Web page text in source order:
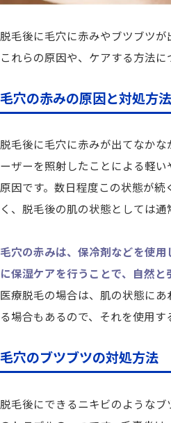
脱毛後に毛穴に赤みやブツブツが
これらの原因や、ケアする方法に
毛穴の赤みの原因と対処方法
脱毛後に毛穴に赤みが出てなか
ーザーを照射したことによる軽
原因です。数日程度この状態が
く、脱毛後の肌の状態としては通
毛穴の赤みは、保冷剤などを使
に保湿ケアを行うことで、自然と
医療脱毛の場合は、肌の状態に
る場合もあるので、それを使用す
毛穴のブツブツの対処方法
脱毛後にできるニキビのような